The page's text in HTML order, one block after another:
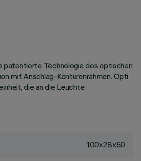
patentierte Technologie des optischen
mit Anschlag-Konturenrahmen. Opti
die an die Leuchte
100x28x50